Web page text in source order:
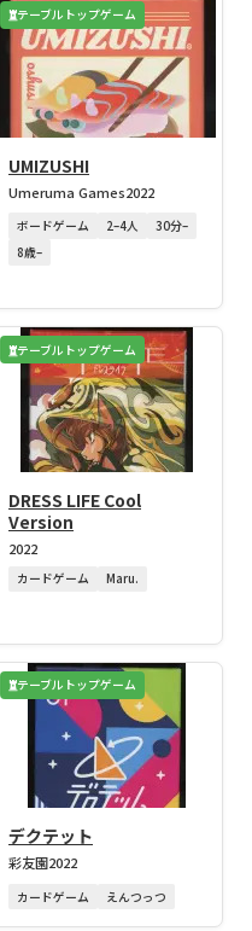
テーブルトップゲーム
UMIZUSHI
Umeruma Games2022
ボードゲーム 2–4人
30分–
8歳–
テーブルトップゲーム
DRESS LIFE Cool
Version
2022
カードゲーム Maru.
テーブルトップゲーム
デクテット
彩友園2022
カードゲーム えんつっつ